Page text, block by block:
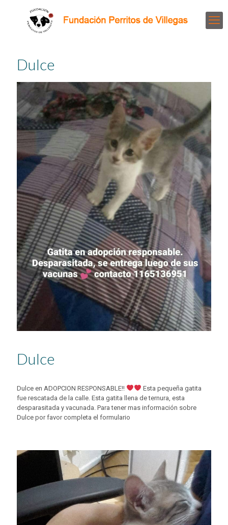
Dulce
Dulce
Dulce en ADOPCION RESPONSABLE!!
Esta pequeña gatita
fue rescatada de la calle. Esta gatita llena de ternura, esta
desparasitada y vacunada. Para tener mas información sobre
Dulce por favor completa el formulario